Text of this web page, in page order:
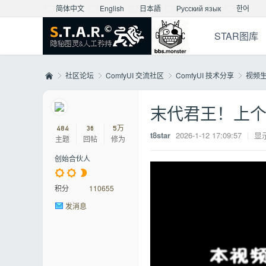
简体中文 English 日本語 Русский язык 한어
STAR图库
社区论坛 ComfyUI 交流社区 ComfyUI 技术分享 视频
484
主题
36
回帖
5万
修为
创始合伙人
积分
110655
发消息
末代君王！上
t8star 2026-1-12 17:09:57 | 显